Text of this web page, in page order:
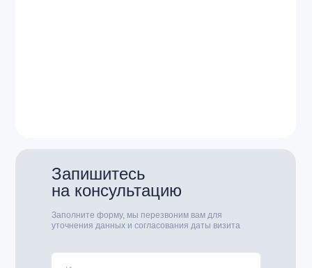
Заполните форму, мы перезвоним вам для
уточнения данных и согласования даты визита
Запишитесь
на консультацию